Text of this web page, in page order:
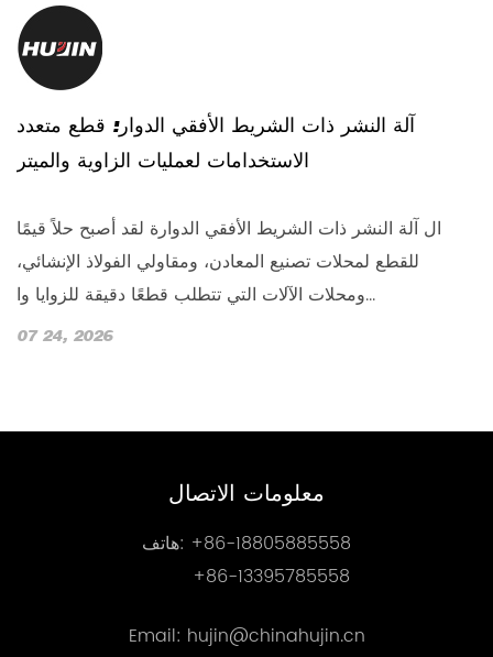
آلة النشر ذات الشريط الأفقي الدوار: قطع متعدد
الاستخدامات لعمليات الزاوية والميتر
ال آلة النشر ذات الشريط الأفقي الدوارة لقد أصبح حلاً قيمًا
للقطع لمحلات تصنيع المعادن، ومقاولي الفولاذ الإنشائي،
ومحلات الآلات التي تتطلب قطعًا دقيقة للزوايا وا...
07 24, 2026
معلومات الاتصال
هاتف: +86-18805885558
+86-13395785558
Email: hujin@chinahujin.cn